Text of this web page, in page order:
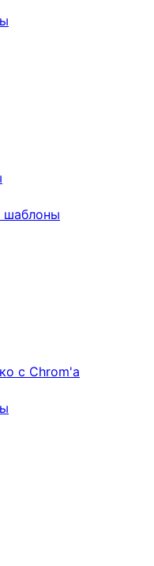
с Chrom'a